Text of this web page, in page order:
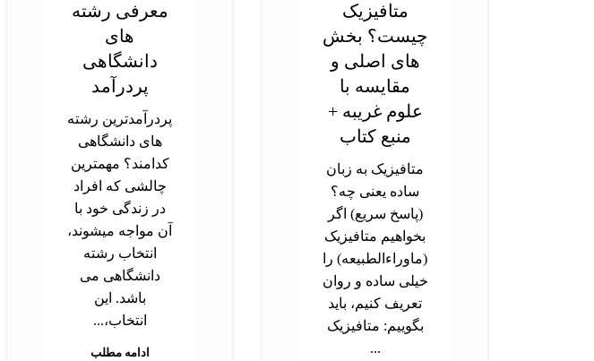
متافیزیک
چیست؟ بخش
های اصلی و
مقایسه با
علوم غریبه +
منبع کتاب
متافیزیک به زبان
ساده یعنی چه؟
(پاسخ سریع) اگر
بخواهیم متافیزیک
(ماوراءالطبیعه) را
خیلی ساده و روان
تعریف کنیم، باید
بگوییم: متافیزیک
...
معرفی رشته
های
دانشگاهی
پردرآمد
پردرآمدترین رشته
های دانشگاهی
کدامند؟ مهمترین
چالشی که افراد
در زندگی خود با
آن مواجه میشوند،
انتخاب رشته
دانشگاهی می
باشد. این
انتخاب،...
ادامه مطلب